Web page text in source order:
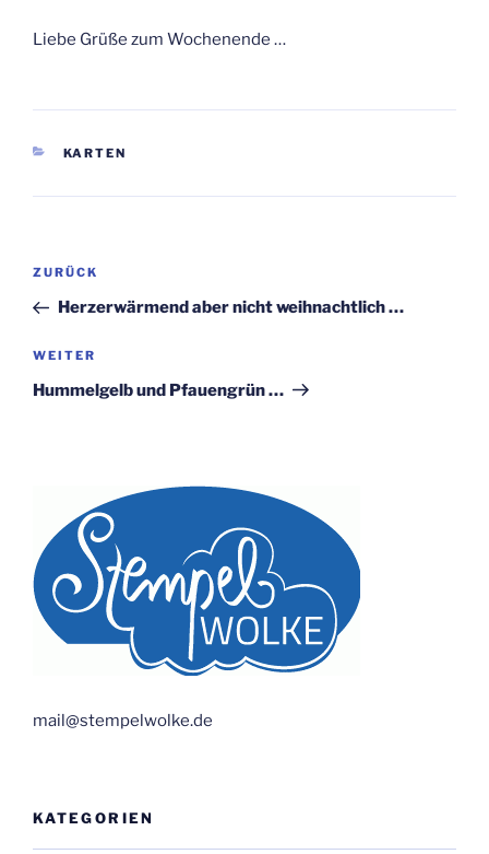
Liebe Grüße zum Wochenende …
KATEGORIEN
KARTEN
Beitragsnavigation
Vorheriger
Beitrag
ZURÜCK
Herzerwärmend aber nicht weihnachtlich …
Nächster
Beitrag
WEITER
Hummelgelb und Pfauengrün …
mail@stempelwolke.de
KATEGORIEN